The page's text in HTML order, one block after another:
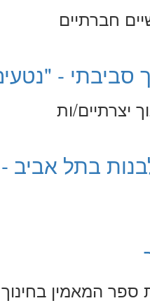
חברתיים
סביבתי -
יצרתיים/ות
בתל אביב
ספר המאמין